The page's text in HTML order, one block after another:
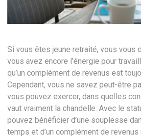
Si vous êtes jeune retraité, vous vous
vous avez encore l’énergie pour
qu’un complément de revenus est
Cependant, vous ne savez peut-être
vous pouvez exercer, dans quelles
vaut vraiment la chandelle. Avec le
pouvez bénéficier d’une souplesse
temps et d’un complément de revenus